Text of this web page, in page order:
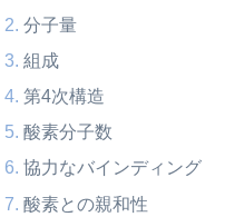
分子量
組成
第4次構造
酸素分子数
協力なバインディング
酸素との親和性